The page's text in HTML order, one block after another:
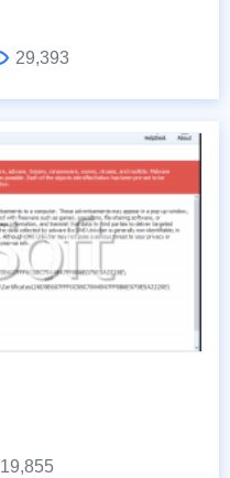
29,393
19,855